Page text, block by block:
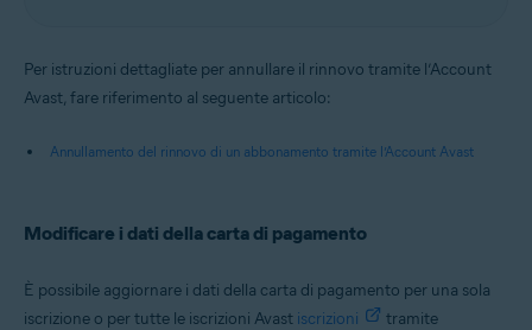
Per istruzioni dettagliate per annullare il rinnovo tramite l’Account
Avast, fare riferimento al seguente articolo:
Annullamento del rinnovo di un abbonamento tramite l’Account Avast
Modificare i dati della carta di pagamento
È possibile aggiornare i dati della carta di pagamento per una sola
iscrizione o per tutte le iscrizioni Avast iscrizioni
tramite